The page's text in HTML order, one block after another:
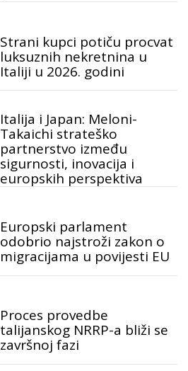
Strani kupci potiču procvat
luksuznih nekretnina u
Italiji u 2026. godini
Italija i Japan: Meloni-
Takaichi strateško
partnerstvo između
sigurnosti, inovacija i
europskih perspektiva
Europski parlament
odobrio najstroži zakon o
migracijama u povijesti EU
Proces provedbe
talijanskog NRRP-a bliži se
završnoj fazi